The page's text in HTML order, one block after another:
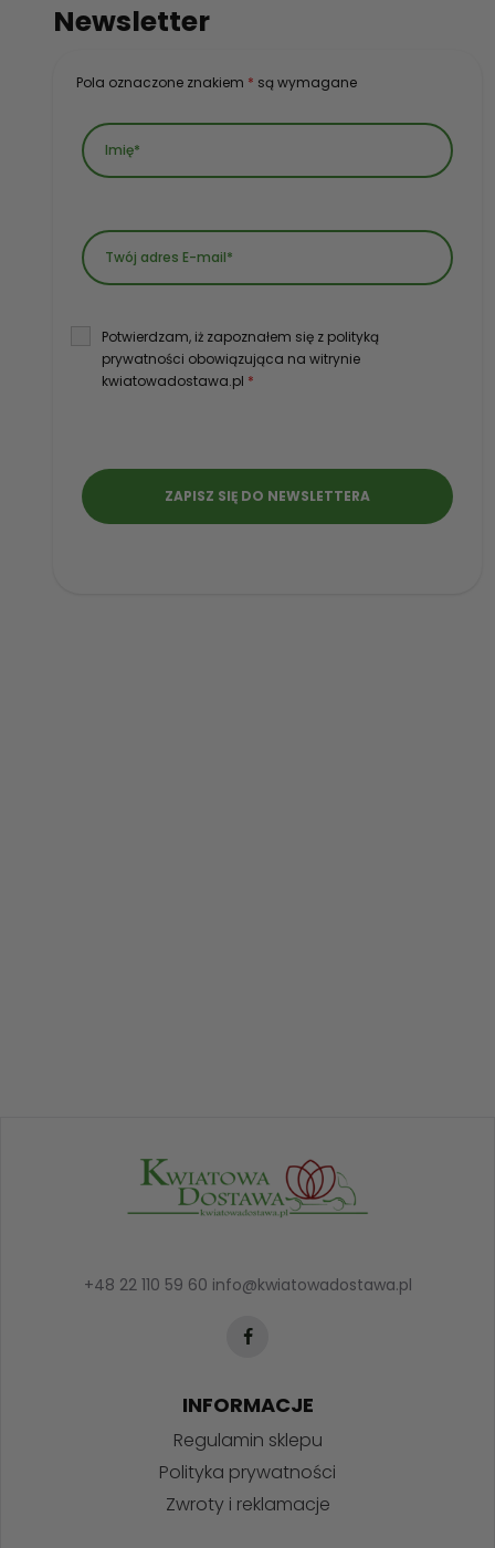
Newsletter
Pola oznaczone znakiem * są wymagane
Potwierdzam, iż zapoznałem się z polityką
prywatności obowiązująca na witrynie
kwiatowadostawa.pl *
+48 22 110 59 60 info@kwiatowadostawa.pl
INFORMACJE
Regulamin sklepu
Polityka prywatności
Zwroty i reklamacje